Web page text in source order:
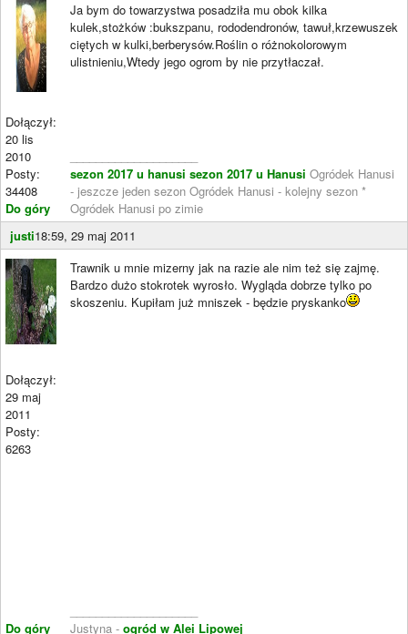
Dołączył:
20 lis
2010
Posty:
34408
Do góry
Ja bym do towarzystwa posadziła mu obok kilka
kulek,stożków :bukszpanu, rododendronów, tawuł,krzewuszek
ciętych w kulki,berberysów.Roślin o różnokolorowym
ulistnieniu,Wtedy jego ogrom by nie przytłaczał.
sezon 2017 u hanusi sezon 2017 u Hanusi Ogródek Hanusi
- jeszcze jeden sezon Ogródek Hanusi - kolejny sezon *
Ogródek Hanusi po zimie
justi18:59, 29 maj 2011
Dołączył:
29 maj
2011
Posty:
6263
Do góry
Trawnik u mnie mizerny jak na razie ale nim też się zajmę.
Bardzo dużo stokrotek wyrosło. Wygląda dobrze tylko po
skoszeniu. Kupiłam już mniszek - będzie pryskanko
Justyna - ogród w Alei Lipowej